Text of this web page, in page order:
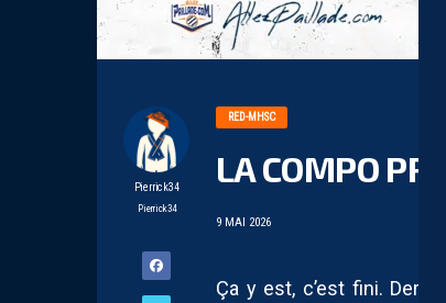
Pierrick34
Pierrick34
RED-MHSC
LA COMPO
9 MAI 2026
Ça y est, c’est fini.